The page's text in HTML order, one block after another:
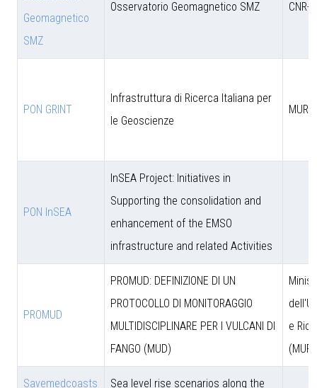
Geomagnetico
SMZ
Osservatorio Geomagnetico SMZ CNR-
PON GRINT
Infrastruttura di Ricerca Italiana per
le Geoscienze
MUR
PON InSEA
InSEA Project: Initiatives in
Supporting the consolidation and
enhancement of the EMSO
infrastructure and related Activities
PROMUD
PROMUD: DEFINIZIONE DI UN
PROTOCOLLO DI MONITORAGGIO
MULTIDISCIPLINARE PER I VULCANI DI
FANGO (MUD)
e
(MUR)
Savemedcoasts
Sea level rise scenarios along the